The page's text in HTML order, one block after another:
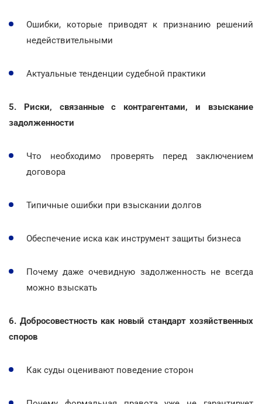
Ошибки, которые приводят к признанию решений
недействительными
Актуальные тенденции судебной практики
5. Риски, связанные с контрагентами, и взыскание
задолженности
Что необходимо проверять перед заключением
договора
Типичные ошибки при взыскании долгов
Обеспечение иска как инструмент защиты бизнеса
Почему даже очевидную задолженность не всегда
можно взыскать
6. Добросовестность как новый стандарт хозяйственных
споров
Как суды оценивают поведение сторон